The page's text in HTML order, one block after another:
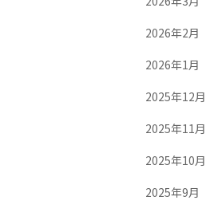
2026年2月
2026年1月
2025年12月
2025年11月
2025年10月
2025年9月